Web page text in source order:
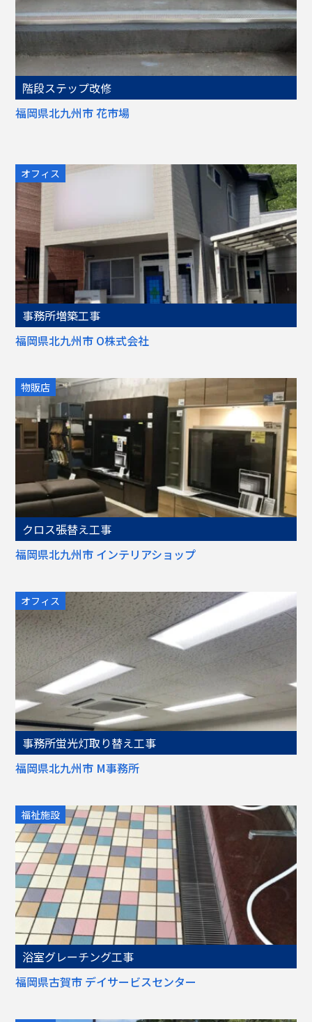
階段ステップ改修
福岡県北九州市 花市場
オフィス
事務所増築工事
福岡県北九州市 O株式会社
物販店
クロス張替え工事
福岡県北九州市 インテリアショップ
オフィス
事務所蛍光灯取り替え工事
福岡県北九州市 M事務所
福祉施設
浴室グレーチング工事
福岡県古賀市 デイサービスセンター